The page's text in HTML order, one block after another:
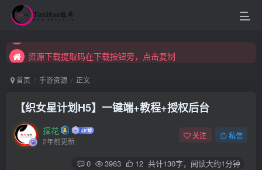
资源下载提取码在下载按钮旁，点击复制
资源下载提取码在下载按钮旁，点击复制
首页 手游资源 正文
【织女星计划H5】一键端+教程+授权后台
探花
2年前更新
关注 私信
0 3963 12 共计130字，阅读大约1分钟